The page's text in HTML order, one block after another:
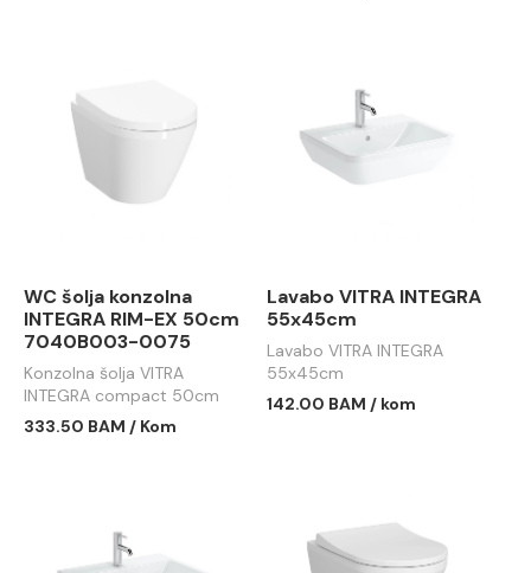
WC šolja konzolna
INTEGRA RIM-EX 50cm
7040B003-0075
Konzolna šolja VITRA
INTEGRA compact 50cm
RIM-EX
333.50 BAM / Kom
Lavabo VITRA INTEGRA
55x45cm
Lavabo VITRA INTEGRA
55x45cm
142.00 BAM / kom